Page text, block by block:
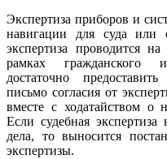
Экспертиза приборов и
навигации для суда или
экспертиза проводится
рамках гражданского
достаточно
письмо согласия от
вместе с ходатайством о
Если судебная
дела, то выносится
экспертизы.